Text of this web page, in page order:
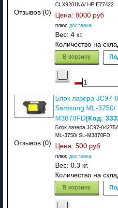
Отзывов (0)
CLX9201NA/ HP E77422
Цена: 8000 руб
плюс доставка
Вес: 4 кг.
Количество на
В корзину
Отзывов (0)
Блок лазера JC97-
Samsung ML-3750/
M3870FD(Код:
Блок лазера JC97-
ML-3750/ SL-M3870FD
Цена: 500 руб
плюс доставка
Вес: 0.3 кг.
Количество на
В корзину